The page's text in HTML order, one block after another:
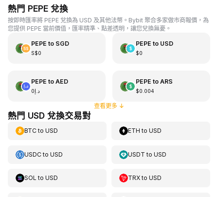
熱門 PEPE 兌換
按即時匯率將 PEPE 兌換為 USD 及其他法幣。Bybit 聚合多家做市商報價，為
您提供 PEPE 當前價值，匯率精準、點差透明，讓您兌換無憂。
PEPE to SGD
S$0
PEPE to USD
$0
PEPE to AED
د.إ0
PEPE to ARS
$0.004
查看更多↓
熱門 USD 兌換交易對
BTCto USD ETH toUSD
USDCto USD USDT toUSD
SOL to USD TRXtoUSD